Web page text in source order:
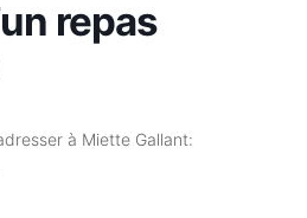
repas
à Miette Gallant: